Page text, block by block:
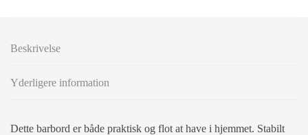
Beskrivelse
Yderligere information
Dette barbord er både praktisk og flot at have i hjemmet. Stabilt